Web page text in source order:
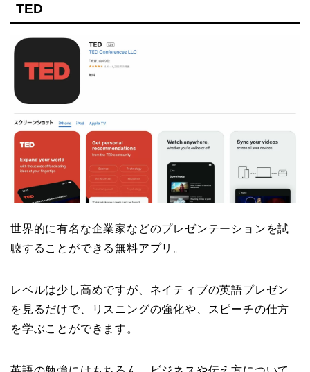
TED
世界的に有名な企業家などのプレゼンテーションを試
聴することができる無料アプリ。
レベルは少し高めですが、ネイティブの英語プレゼン
を見るだけで、リスニングの強化や、スピーチの仕方
を学ぶことができます。